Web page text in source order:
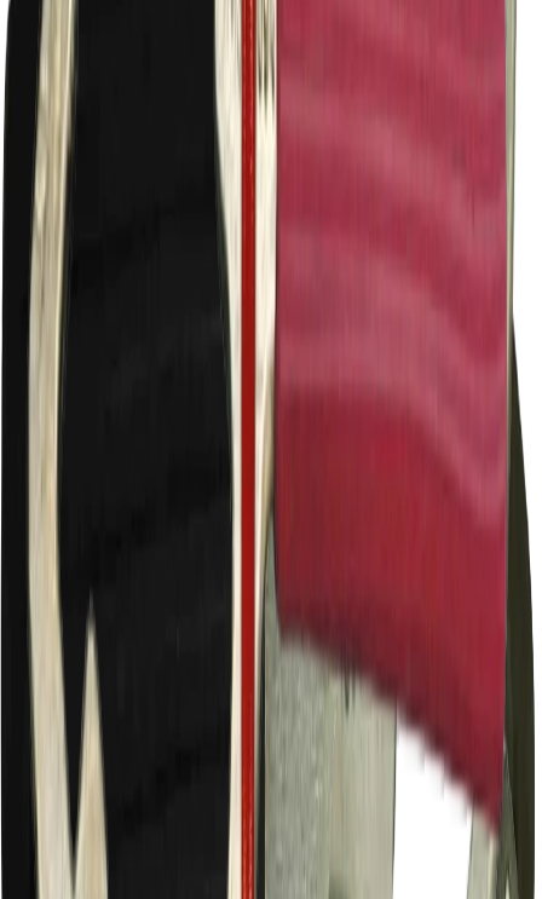
Szakértői támogatás
Hétfő-Péntek
Minőségi garancia
CE tanúsítvány
Leírás
A tűzoltótömlő-kapcsok A, B, és C méretfokozatához, azok
összekapcsolására, szétválasztására szolgál.
Szakítószilárdság: Rm=470 N/mm
Kapcsolódó termékek
Kulcsok
Egyetemes kapocskulcs ABC
14 114 Ft + ÁFA
Kulcsok